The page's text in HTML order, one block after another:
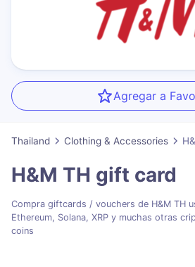
Agregar a
Thailand Clothing & Accessories
H&M TH gift card
Compra giftcards / vouchers de H&M TH
Ethereum, Solana, XRP y muchas otras
coins